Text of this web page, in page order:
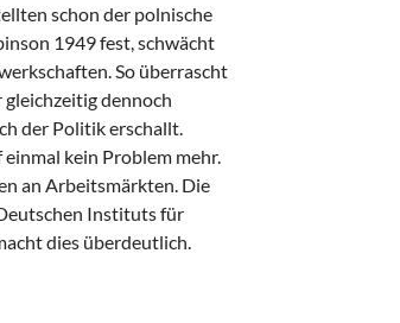
schon der polnische
1949 fest, schwächt
So überrascht
dennoch
der Politik erschallt.
kein Problem mehr.
an Arbeitsmärkten. Die
Instituts für
dies überdeutlich.